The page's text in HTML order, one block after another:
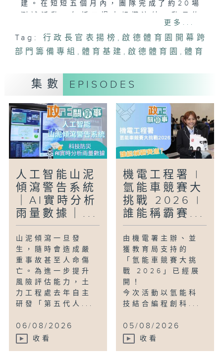
建。在短短五個月內，團隊完成了約20場
14萬人次公務員參與，全面測試啟德體育
園和周邊設施的承載能力，為三月一日的開
幕典禮，以及緊接的多項大型活動做好準
隊精神應對各項挑戰，除展現香港卓越的大
型活動管理能力外，更為香港體育及盛事經
更多...
Tag: 行政長官表揚榜 , 啟德體育園開幕跨
部門籌備專組 , 體育基建 ,啟德體育園 , 體育
集數 EPISODES
人工智能山泥
傾瀉警告系統
｜AI實時分析
雨量數據｜...
山泥傾瀉一旦發
生，隨時會造成嚴
重事故甚至人命傷
亡。為進一步提升
風險評估能力，土
力工程處去年自主
研發「第五代人...
06/08/2026
收看
機電工程署 |
氫能車競賽大
挑戰 2026 |
誰能稱霸賽...
由機電署主辦、並
獲教育局支持的
「氫能車競賽大挑
戰 2026」已經展
開！
今次活動以氫能科
技結合編程創科...
05/08/2026
收看